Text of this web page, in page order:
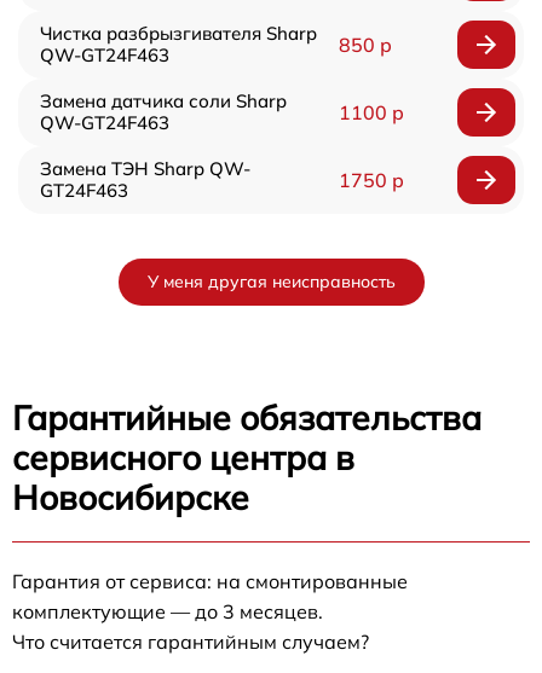
Чистка разбрызгивателя Sharp
QW-GT24F463
850 р
Замена датчика соли Sharp
QW-GT24F463
1100 р
Замена ТЭН Sharp QW-
GT24F463
1750 р
У меня другая неисправность
Гарантийные обязательства
сервисного центра в
Новосибирске
Гарантия от сервиса: на смонтированные
комплектующие — до 3 месяцев.
Что считается гарантийным случаем?